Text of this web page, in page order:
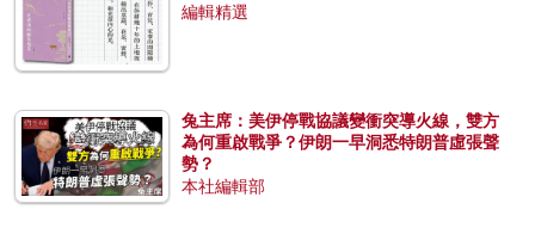
編輯精選
兔主席：美伊停戰協議變衝突導火線，雙方
為何重啟戰爭？伊朗一早洞悉特朗普虛張聲
勢？
本社編輯部